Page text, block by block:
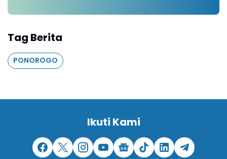
Tag Berita
PONOROGO
Ikuti Kami